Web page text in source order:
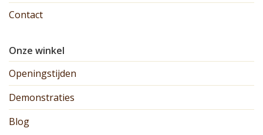
Contact
Onze winkel
Openingstijden
Demonstraties
Blog